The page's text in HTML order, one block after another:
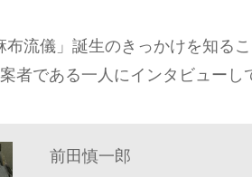
流儀」誕生のきっかけを知る
者である一人にインタビューし
前田慎一郎